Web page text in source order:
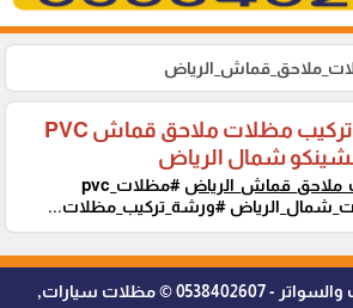
ورشة تركيب مظلات ملاحق قماش PVC
شمال الرياض
#مظلات_pvc
#ورشة_تركيب_مظلات...
ظلال التميز للمظلات والسواتر - 0538402607 © مظلات سيارات,